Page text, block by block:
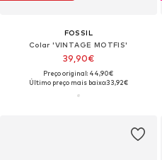
FOSSIL
Colar 'VINTAGE MOTFIS'
39,90€
Preço original: 44,90€
Último preço mais baixo:33,92€